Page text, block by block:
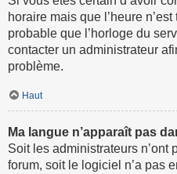
horaire mais que l’heure
probable que l’horloge du
contacter un administrateur
problème.
Haut
Ma langue n’apparaît pas
Soit les administrateurs n’ont
forum, soit le logiciel n’a pas